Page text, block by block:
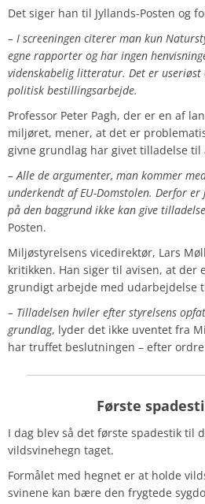
Det siger han til Jyllands-Posten og
– I screeningen citerer man kun
egne rapporter og har ingen
videnskabelig litteratur. Det er
politisk bestillingsarbejde.
Professor Peter Pagh, der er en af
miljøret, mener, at det er
givne grundlag har givet tilladelse til
– Alle de argumenter, man kommer
underkendt af EU-Domstolen. Derfor er
på den baggrund ikke kan give tilladelse
Posten.
Miljøstyrelsens vicedirektør, Lars
kritikken. Han siger til avisen, at der
grundigt arbejde med udarbejdelse
– Tilladelsen hviler efter styrelsens
grundlag, lyder det ikke uventet fra
har truffet beslutningen – efter
Første
I dag blev så det første spadestik til
vildsvinehegn taget.
Formålet med hegnet er at holde
svinene kan bære den frygtede